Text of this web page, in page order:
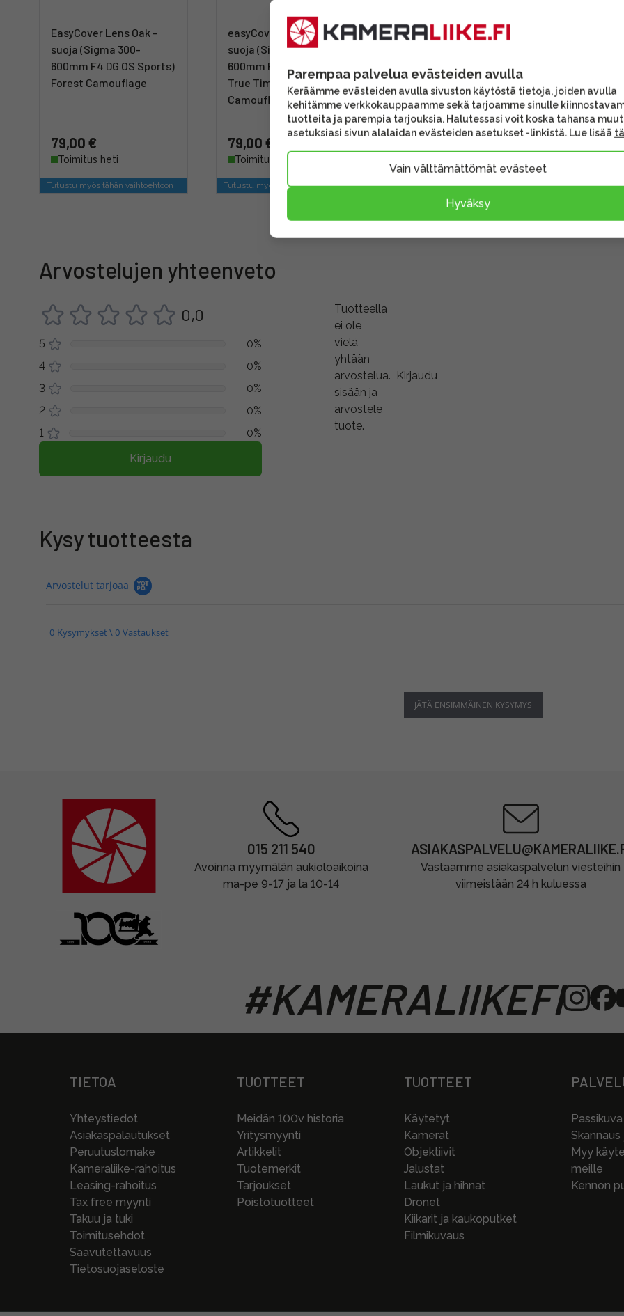
EasyCover Lens Oak -
suoja (Sigma 300-
600mm F4 DG OS Sports)
Forest Camouflage
79,00 €
Toimitus heti
Tutustu myös tähän vaihtoehtoon
easyCover Lens Oak -
suoja (Sigma 300-
600mm F4 DG OS Sports)
True Timber HTC
Camouflage
79,00 €
Toimitus heti
Tutustu myös tähän vaihtoehtoon
Arvostelujen yhteenveto
0,0
5
0%
4
0%
3
0%
2
0%
1
0%
Kirjaudu
Tuotteella
ei ole
vielä
yhtään
arvostelua. Kirjaudu
sisään ja
arvostele
tuote.
Kysy tuotteesta
Arvostelut tarjoaa
0 Kysymykset \ 0 Vastaukset
JÄTÄ ENSIMMÄINEN KYSYMYS
015 211 540
Avoinna myymälän aukioloaikoina
ma-pe 9-17 ja la 10-14
Vastaamme asiakaspalvelun viesteihin
viimeistään 24 h kuluessa
#KAMERALIIKEFI
TIETOA
Yhteystiedot
Asiakaspalautukset
Peruutuslomake
Kameraliike-rahoitus
Leasing-rahoitus
Tax free myynti
Takuu ja tuki
Toimitusehdot
Saavutettavuus
Tietosuojaseloste
TUOTTEET
Meidän 100v historia
Yritysmyynti
Artikkelit
Tuotemerkit
Tarjoukset
Poistotuotteet
TUOTTEET
Käytetyt
Kamerat
Objektiivit
Jalustat
Laukut ja hihnat
Dronet
Kiikarit ja kaukoputket
Filmikuvaus
Passikuva
Myy
meille
Kennon
Parempaa palvelua evästeiden avulla
Keräämme evästeiden avulla sivuston käytöstä tietoja, joiden avulla
kehitämme verkkokauppaamme sekä tarjoamme sinulle
tuotteita ja parempia tarjouksia. Halutessasi voit koska tahansa
asetuksiasi sivun alalaidan evästeiden asetukset -linkistä. Lue lisää
Vain välttämättömät evästeet
Hyväksy